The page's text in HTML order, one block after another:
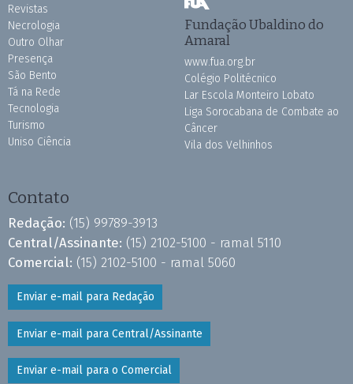
Revistas
Necrologia
Outro Olhar
Presença
São Bento
Tá na Rede
Tecnologia
Turismo
Uniso Ciência
Fundação Ubaldino do
Amaral
www.fua.org.br
Colégio Politécnico
Lar Escola Monteiro Lobato
Liga Sorocabana de Combate ao
Câncer
Vila dos Velhinhos
Contato
Redação: (15) 99789-3913
Central/Assinante: (15) 2102-5100 - ramal 5110
Comercial: (15) 2102-5100 - ramal 5060
Enviar e-mail para Redação
Enviar e-mail para Central/Assinante
Enviar e-mail para o Comercial